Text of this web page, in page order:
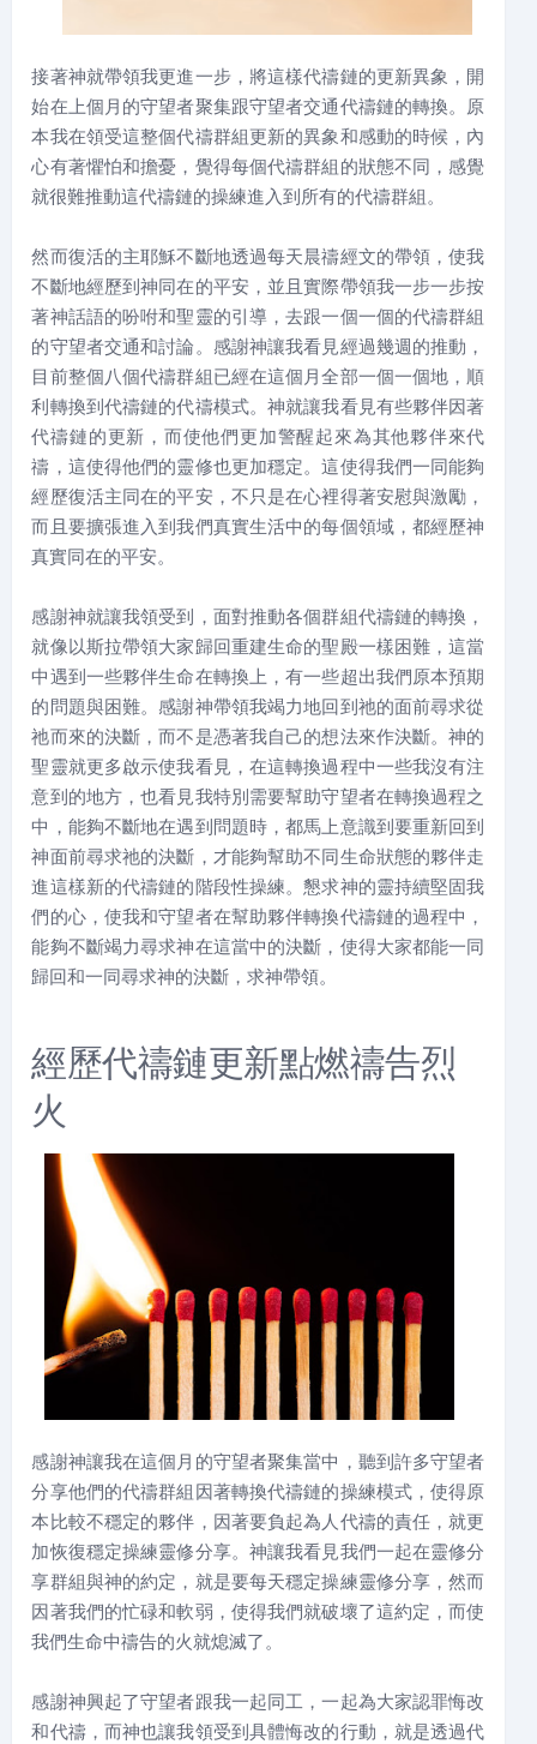
接著神就帶領我更進一步，將這樣代禱鏈的更新異象，開
始在上個月的守望者聚集跟守望者交通代禱鏈的轉換。原
本我在領受這整個代禱群組更新的異象和感動的時候，內
心有著懼怕和擔憂，覺得每個代禱群組的狀態不同，感覺
就很難推動這代禱鏈的操練進入到所有的代禱群組。
然而復活的主耶穌不斷地透過每天晨禱經文的帶領，使我
不斷地經歷到神同在的平安，並且實際帶領我一步一步按
著神話語的吩咐和聖靈的引導，去跟一個一個的代禱群組
的守望者交通和討論。感謝神讓我看見經過幾週的推動，
目前整個八個代禱群組已經在這個月全部一個一個地，順
利轉換到代禱鏈的代禱模式。神就讓我看見有些夥伴因著
代禱鏈的更新，而使他們更加警醒起來為其他夥伴來代
禱，這使得他們的靈修也更加穩定。這使得我們一同能夠
經歷復活主同在的平安，不只是在心裡得著安慰與激勵，
而且要擴張進入到我們真實生活中的每個領域，都經歷神
真實同在的平安。
感謝神就讓我領受到，面對推動各個群組代禱鏈的轉換，
就像以斯拉帶領大家歸回重建生命的聖殿一樣困難，這當
中遇到一些夥伴生命在轉換上，有一些超出我們原本預期
的問題與困難。感謝神帶領我竭力地回到祂的面前尋求從
祂而來的決斷，而不是憑著我自己的想法來作決斷。神的
聖靈就更多啟示使我看見，在這轉換過程中一些我沒有注
意到的地方，也看見我特別需要幫助守望者在轉換過程之
中，能夠不斷地在遇到問題時，都馬上意識到要重新回到
神面前尋求祂的決斷，才能夠幫助不同生命狀態的夥伴走
進這樣新的代禱鏈的階段性操練。懇求神的靈持續堅固我
們的心，使我和守望者在幫助夥伴轉換代禱鏈的過程中，
能夠不斷竭力尋求神在這當中的決斷，使得大家都能一同
歸回和一同尋求神的決斷，求神帶領。
經歷代禱鏈更新點燃禱告烈
火
感謝神讓我在這個月的守望者聚集當中，聽到許多守望者
分享他們的代禱群組因著轉換代禱鏈的操練模式，使得原
本比較不穩定的夥伴，因著要負起為人代禱的責任，就更
加恢復穩定操練靈修分享。神讓我看見我們一起在靈修分
享群組與神的約定，就是要每天穩定操練靈修分享，然而
因著我們的忙碌和軟弱，使得我們就破壞了這約定，而使
我們生命中禱告的火就熄滅了。
感謝神興起了守望者跟我一起同工，一起為大家認罪悔改
和代禱，而神也讓我領受到具體悔改的行動，就是透過代